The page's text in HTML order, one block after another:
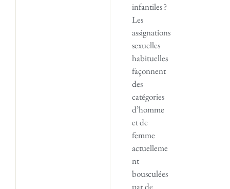
infantiles ?
Les
assignations
sexuelles
habituelles
façonnent
des
catégories
d’homme
et de
femme
actuelleme
nt
bousculées
par de